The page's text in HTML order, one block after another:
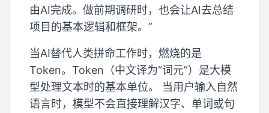
由AI完成。做前期调研时，也会让AI去总结
项目的基本逻辑和框架。”
当AI替代人类拼命工作时，燃烧的是
Token。Token（中文译为“词元”）是大模
型处理文本时的基本单位。 当用户输入自然
语言时，模型不会直接理解汉字、单词或句